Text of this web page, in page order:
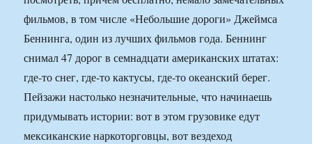
фильмов, в том числе «Небольшие дороги» Джеймса
Беннинга, один из лучших фильмов года. Беннинг
снимал 47 дорог в семнадцати американских штатах:
где-то снег, где-то кактусы, где-то океанский берег.
Пейзажи настолько незначительные, что начинаешь
придумывать истории: вот в этом грузовике едут
мексиканские наркоторговцы, вот вездеход